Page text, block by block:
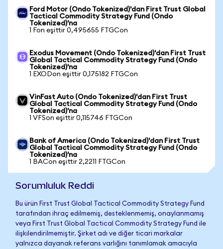
Ford Motor (Ondo Tokenized)'dan First Trust Global
Tactical Commodity Strategy Fund (Ondo
Tokenized)'na
1 Fon eşittir 0,495655 FTGCon
Exodus Movement (Ondo Tokenized)'dan First Trust
Global Tactical Commodity Strategy Fund (Ondo
Tokenized)'na
1 EXODon eşittir 0,175182 FTGCon
VinFast Auto (Ondo Tokenized)'dan First Trust
Global Tactical Commodity Strategy Fund (Ondo
Tokenized)'na
1 VFSon eşittir 0,115746 FTGCon
Bank of America (Ondo Tokenized)'dan First Trust
Global Tactical Commodity Strategy Fund (Ondo
Tokenized)'na
1 BACon eşittir 2,2211 FTGCon
Sorumluluk Reddi
Bu ürün First Trust Global Tactical Commodity Strategy Fund
tarafından ihraç edilmemiş, desteklenmemiş, onaylanmamış
veya First Trust Global Tactical Commodity Strategy Fund ile
ilişkilendirilmemiştir. Şirket adı ve diğer ticari markalar
yalnızca dayanak referans varlığını tanımlamak amacıyla